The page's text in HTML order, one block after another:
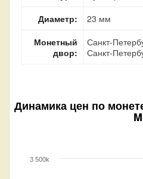
Диаметр:
23 мм
Монетный
двор:
Санкт-
Санкт-
Динамика цен по
3 500k